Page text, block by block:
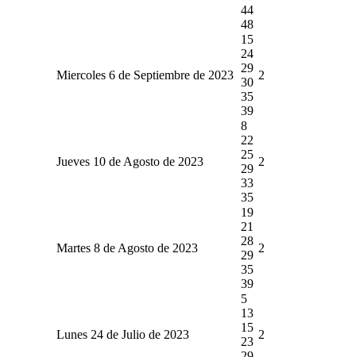
44
48
Miercoles 6 de Septiembre de 2023
15
24
29
30
35
39
2
Jueves 10 de Agosto de 2023
8
22
25
29
33
35
2
Martes 8 de Agosto de 2023
19
21
28
29
35
39
2
Lunes 24 de Julio de 2023
5
13
15
23
2